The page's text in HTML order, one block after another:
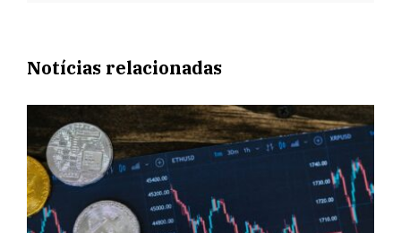
Notícias relacionadas